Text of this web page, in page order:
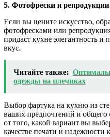
5. Фотофрески и
Если вы цените искусство,
фотофресками или
придаст кухне элегантность
вкус.
Читайте также:
одежды на плечиках
Выбор фартука на кухню из
ваших предпочтений и общего
от того, какой вариант вы
качестве печати и